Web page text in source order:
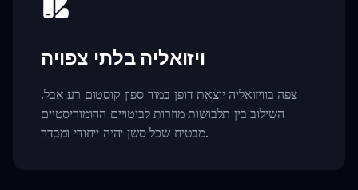
ויזואליה בלתי צפויה
צפה בוויזואליה יוצאת דופן במוד ספון קוסטום רע אבל.
השילוב בין תלבושות מוזרות לביטויים ההומוריסטיים
מבטיח שכל סשן יהיה ייחודי ומבדר.